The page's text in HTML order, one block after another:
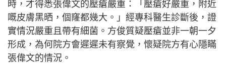
時，才得悉張偉文的壓瘡嚴重：「壓瘡好嚴重，附近
嘅皮膚黑晒，個窿都幾大。」經專科醫生診斷後，證
實情況嚴重且帶有細菌。方俊質疑壓瘡並非一朝一夕
形成，為何院方會遲遲未有察覺，懷疑院方有心隱瞞
張偉文的情況。